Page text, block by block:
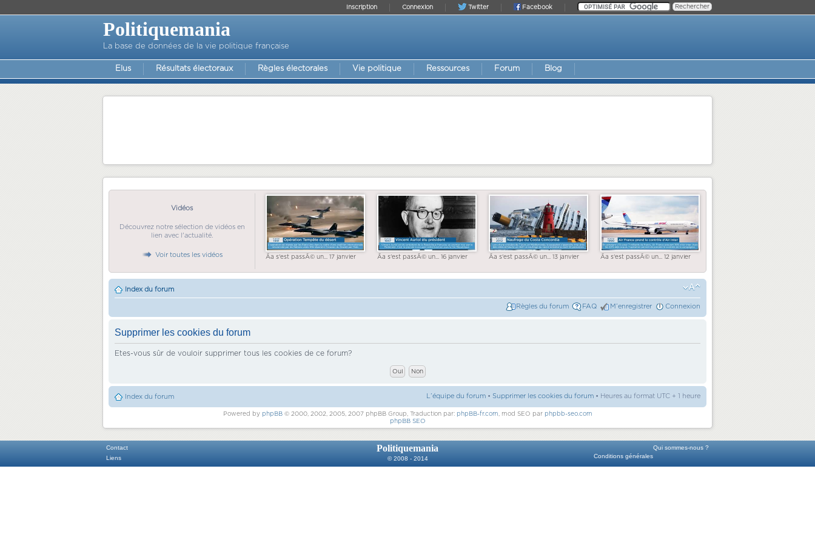
Facebook
Twitter
Connexion
Inscription
Politiquemania
La base de données de la vie politique française
Elus Résultats électoraux Règles électorales Vie politique Ressources Forum Blog
Vidéos
Découvrez notre sélection de vidéos en
lien avec l'actualité.
Voir toutes les vidéos Ãa s'est passÃ© un... 17 janvier Ãa s'est passÃ© un... 16 janvier Ãa s'est passÃ© un... 13 janvier Ãa s'est passÃ© un... 12 janvier
Index du forum
Règles du forum FAQ M’enregistrer Connexion
Supprimer les cookies du forum
Etes-vous sûr de vouloir supprimer tous les cookies de ce forum?
Index du forum L’équipe du forum • Supprimer les cookies du forum • Heures au format UTC + 1 heure
Powered by phpBB© 2000, 2002, 2005, 2007 phpBB Group, Traduction par: phpBB-fr.com, mod SEO par phpbb-seo.com
phpBB SEO
Contact
Liens
Politiquemania
© 2008 - 2014
Qui sommes-nous ?
Conditions générales